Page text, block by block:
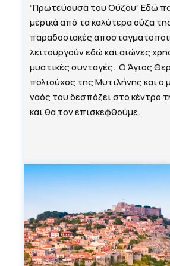
”Πρωτεύουσα του Ούζου” Εδώ
μερικά από τα καλύτερα ούζα
παραδοσιακές
λειτουργούν εδώ και αιώνες
μυστικές συνταγές. Ο Άγιος
πολιούχος της Μυτιλήνης και ο
ναός του δεσπόζει στο κέντρο
και θα τον επισκεφθούμε.